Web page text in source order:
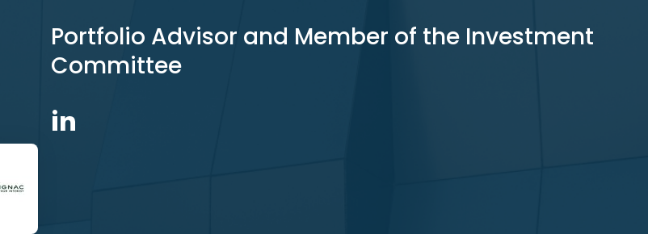
Portfolio Advisor and Member of the Investment
Committee